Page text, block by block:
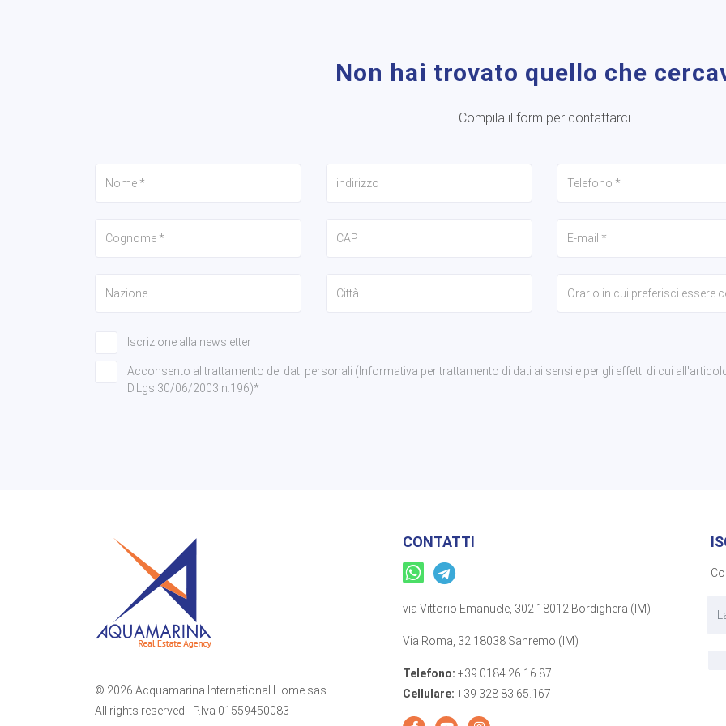
Non hai trovato quello che
Compila il form per contattarci
Iscrizione alla newsletter
Acconsento al trattamento dei dati personali (Informativa per trattamento di dati ai sensi e per gli effetti di cui
D.Lgs 30/06/2003 n.196)*
© 2026 Acquamarina International Home sas
All rights reserved - P.Iva 01559450083
CONTATTI
via Vittorio Emanuele, 302 18012 Bordighera (IM)
Via Roma, 32 18038 Sanremo (IM)
Telefono: +39 0184 26.16.87
Cellulare: +39 328 83.65.167